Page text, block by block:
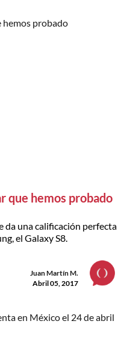
que hemos probado
da una calificación perfecta
el Galaxy S8.
Juan Martín M.
Abril 05, 2017